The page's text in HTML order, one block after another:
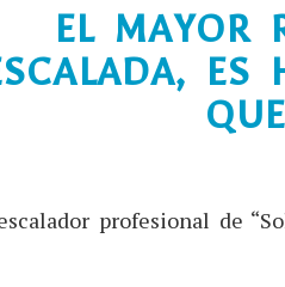
EL MAYOR
ES
profesional de